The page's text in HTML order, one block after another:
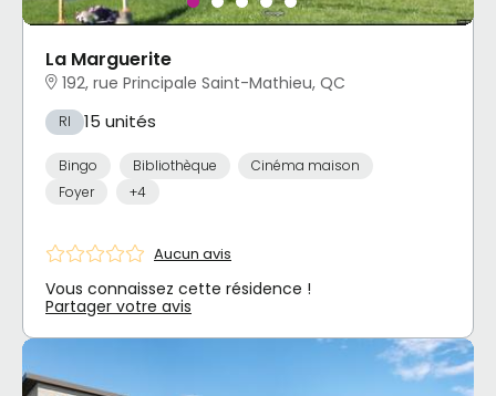
La Marguerite
192, rue Principale Saint-Mathieu, QC
RI 15 unités
Bingo Bibliothèque
Cinéma maison
Foyer
+4
Aucun avis
Vous connaissez cette résidence !
Partager votre avis